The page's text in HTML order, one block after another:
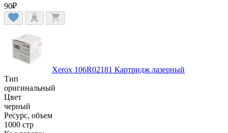
90₽
Xerox 106R02181 Картридж лазерный
Тип
оригинальный
Цвет
черный
Ресурс, объем
1000 стр